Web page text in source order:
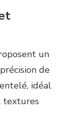
un
de
idéal
textures